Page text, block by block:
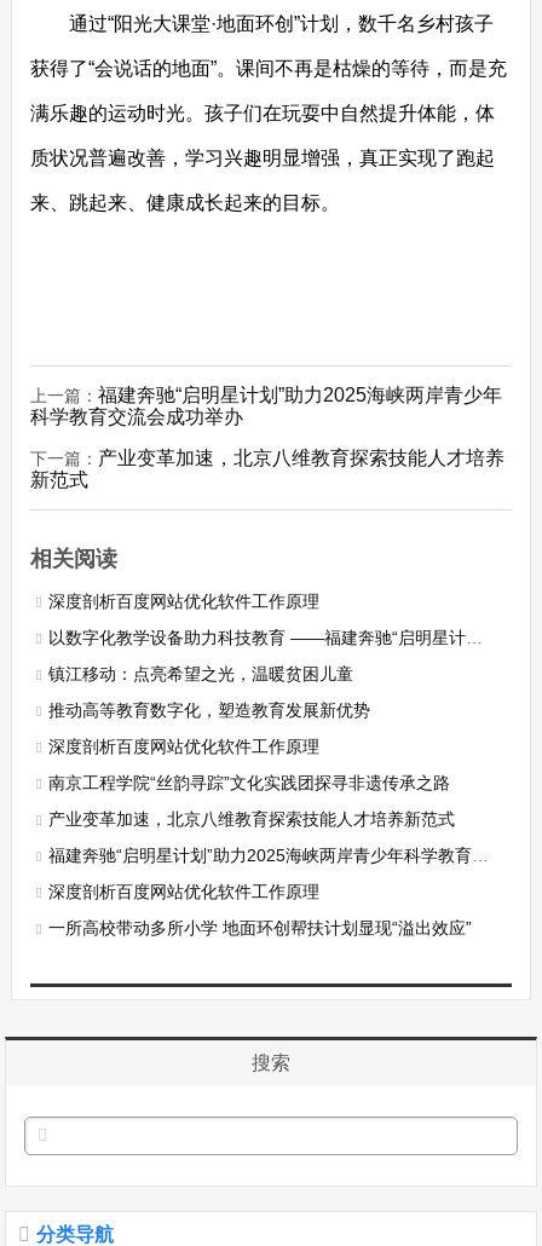
通过“阳光大课堂·地面环创”计划，数千名乡村孩子
获得了“会说话的地面”。课间不再是枯燥的等待，而是充
满乐趣的运动时光。孩子们在玩耍中自然提升体能，体
质状况普遍改善，学习兴趣明显增强，真正实现了跑起
来、跳起来、健康成长起来的目标。
上一篇： 福建奔驰“启明星计划”助力2025海峡两岸青少年
科学教育交流会成功举办
下一篇： 产业变革加速，北京八维教育探索技能人才培养
新范式
相关阅读
深度剖析百度网站优化软件工作原理
以数字化教学设备助力科技教育 ——福建奔驰“启明星计划”走进三明市宁化县
镇江移动：点亮希望之光，温暖贫困儿童
推动高等教育数字化，塑造教育发展新优势
深度剖析百度网站优化软件工作原理
南京工程学院“丝韵寻踪”文化实践团探寻非遗传承之路
产业变革加速，北京八维教育探索技能人才培养新范式
福建奔驰“启明星计划”助力2025海峡两岸青少年科学教育交流会成功举办
深度剖析百度网站优化软件工作原理
一所高校带动多所小学 地面环创帮扶计划显现“溢出效应”
搜索
分类导航